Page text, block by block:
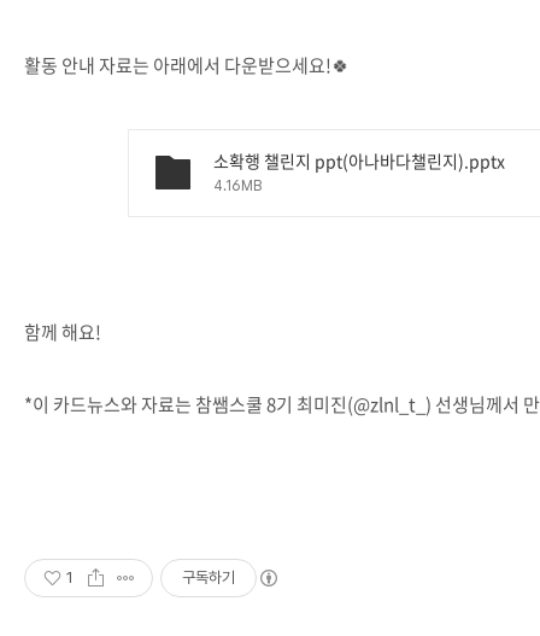
활동 안내 자료는 아래에서 다운받으세요!🍀
소확행 챌린지 ppt(아나바다챌린지).pptx
4.16MB
함께 해요!
*이 카드뉴스와 자료는 참쌤스쿨 8기 최미진(@zlnl_t_) 선생님께서
1 구독하기